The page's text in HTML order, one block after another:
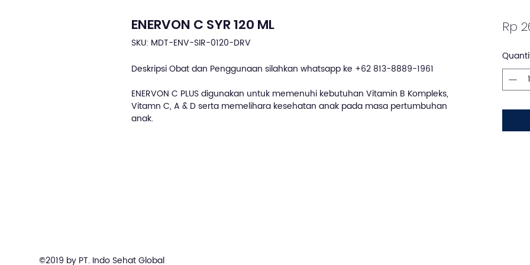
ENERVON C SYR 120 ML
SKU: MDT-ENV-SIR-0120-DRV
Deskripsi Obat dan Penggunaan silahkan whatsapp ke +62 813-8889-1961
ENERVON C PLUS digunakan untuk memenuhi kebutuhan Vitamin B Kompleks,
Vitamn C, A & D serta memelihara kesehatan anak pada masa pertumbuhan
anak.
Rp
©2019 by PT. Indo Sehat Global